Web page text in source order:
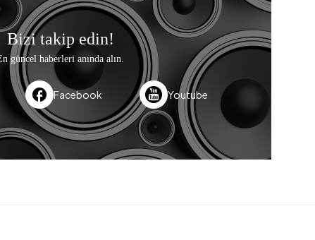
Bizi takip edin!
güncel haberleri anında alın.
Facebook Youtube